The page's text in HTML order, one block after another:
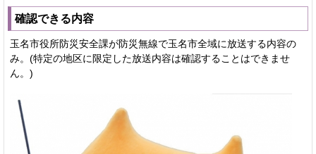
確認できる内容
玉名市役所防災安全課が防災無線で玉名市全域に放送する内容の
み。(特定の地区に限定した放送内容は確認することはできませ
ん。)